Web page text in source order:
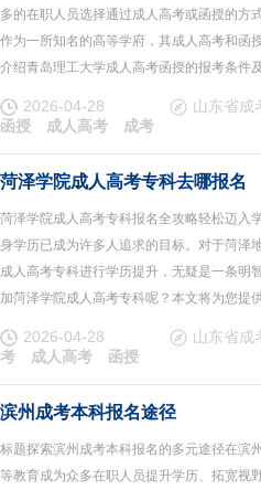
多的在职人员选择通过成人高考或函授的方
作为一所知名的高等学府，其成人高考和函
介绍青岛理工大学成人高考函授的报考条件
2026-04-28 山东省成
函授
成人高考 成考
菏泽学院成人高考专科去哪报名
菏泽学院成人高考专科报名全攻略轻松迈入
身学历已成为许多人追求的目标。对于菏泽
成人高考专科进行学历提升，无疑是一条明
加菏泽学院成人高考专科呢？本文将为您提
2026-04-28 山东省成
考
成人高考 函授
滨州成考本科报名途径
标题探索滨州成考本科报名的多元途径在滨
等教育成为众多在职人员提升学历、拓宽视